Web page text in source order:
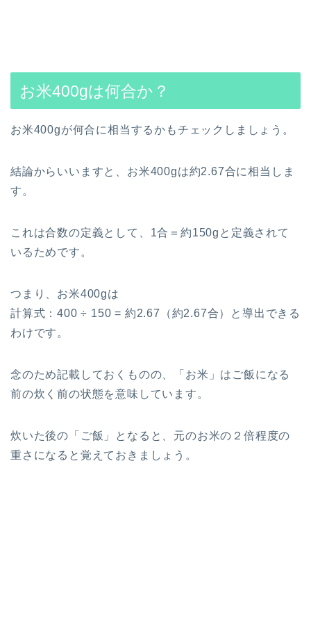
お米400gは何合か？
お米400gが何合に相当するかもチェックしましょう。
結論からいいますと、お米400gは約2.67合に相当しま
す。
これは合数の定義として、1合＝約150gと定義されて
いるためです。
つまり、お米400gは
計算式：400 ÷ 150 = 約2.67（約2.67合）と導出できる
わけです。
念のため記載しておくものの、「お米」はご飯になる
前の炊く前の状態を意味しています。
炊いた後の「ご飯」となると、元のお米の２倍程度の
重さになると覚えておきましょう。